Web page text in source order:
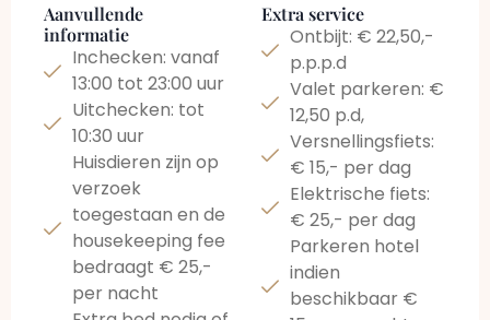
Aanvullende
informatie
Inchecken: vanaf
13:00 tot 23:00 uur
Uitchecken: tot
10:30 uur
Huisdieren zijn op
verzoek
toegestaan en de
housekeeping fee
bedraagt € 25,-
per nacht
Extra service
Ontbijt: € 22,50,-
p.p.p.d
Valet parkeren: €
12,50 p.d,
Versnellingsfiets:
€ 15,- per dag
Elektrische fiets:
€ 25,- per dag
Parkeren hotel
indien
beschikbaar €